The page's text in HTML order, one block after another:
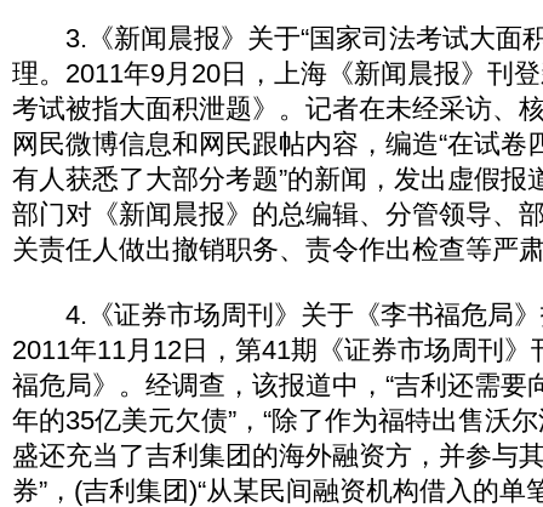
3.《新闻晨报》关于“国家司法考试大面
理。2011年9月20日，上海《新闻晨报》刊
考试被指大面积泄题》。记者在未经采访、
网民微博信息和网民跟帖内容，编造“在试卷
有人获悉了大部分考题”的新闻，发出虚假报
部门对《新闻晨报》的总编辑、分管领导、
关责任人做出撤销职务、责令作出检查等严
4.《证券市场周刊》关于《李书福危局》
2011年11月12日，第41期《证券市场周刊》
福危局》。经调查，该报道中，“吉利还需要
年的35亿美元欠债”，“除了作为福特出售沃
盛还充当了吉利集团的海外融资方，并参与
券”，(吉利集团)“从某民间融资机构借入的单